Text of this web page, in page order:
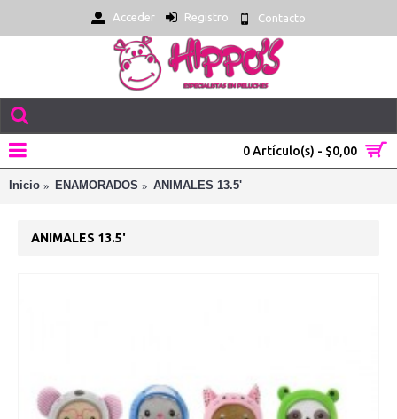
Acceder Registro Contacto
0 Artículo(s) - $0,00
Inicio ENAMORADOS ANIMALES 13.5'
ANIMALES 13.5'